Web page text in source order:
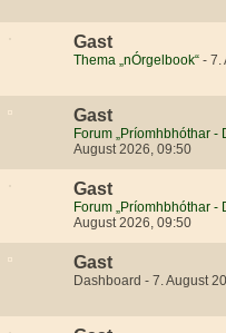
Gast
Thema „nÓrgelbook“ - 7.
Gast
Forum „Príomhbhóthar -
August 2026, 09:50
Gast
Forum „Príomhbhóthar -
August 2026, 09:50
Gast
Dashboard - 7. August